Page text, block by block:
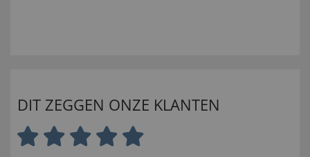
DIT ZEGGEN ONZE KLANTEN